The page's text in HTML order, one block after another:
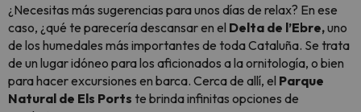
¿Necesitas más sugerencias para unos días de relax? En ese
caso, ¿qué te parecería descansar en el Delta de l’Ebre,uno
de los humedales más importantes de toda Cataluña. Se trata
de un lugar idóneo para los aficionados a la ornitología, o bien
para hacer excursiones en barca. Cerca de allí, el Parque
Natural de Els Ports te brinda infinitas opciones de